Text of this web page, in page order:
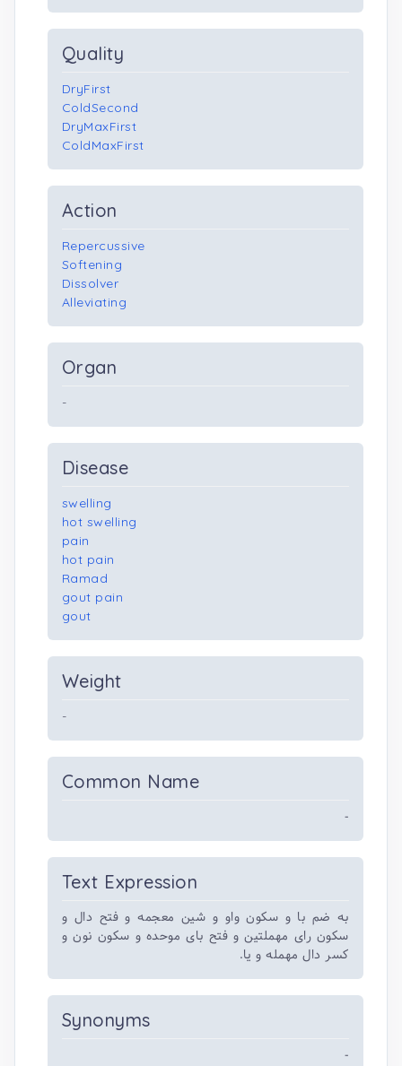
Quality
DryFirst
ColdSecond
DryMaxFirst
ColdMaxFirst
Action
Repercussive
Softening
Dissolver
Alleviating
Organ
-
Disease
swelling
hot swelling
pain
hot pain
Ramad
gout pain
gout
Weight
-
Common Name
-
Text Expression
به ضم با و سکون واو و شین معجمه و فتح دال و
سکون رای مهملتین و فتح بای موحده و سکون نون و
کسر دال مهمله و یا.
Synonyms
-